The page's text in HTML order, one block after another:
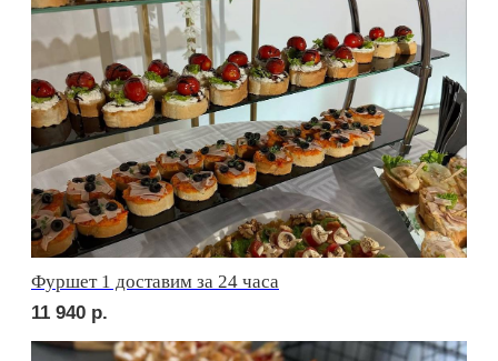
сет ПАРМА
2 520
р.
2 050 р.